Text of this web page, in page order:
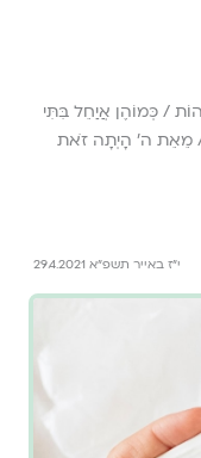
/ כְּמוֹהֶן אֲיַחֵל בִּתִּי
מֵאֵת ה' הָיְתָה זֹאת
י"ז באייר תשפ"א 29.4.2021